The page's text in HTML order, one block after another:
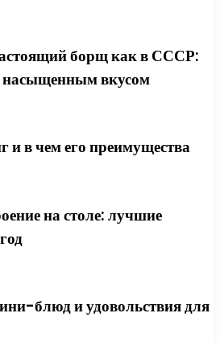
борщ как в СССР:
насыщенным вкусом
и в чем его преимущества
на столе: лучшие
блюд и удовольствия для